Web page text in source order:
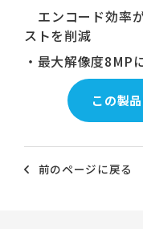
エンコード効率
ストを削減
・最大解像度8MP
この製
前のページに戻る